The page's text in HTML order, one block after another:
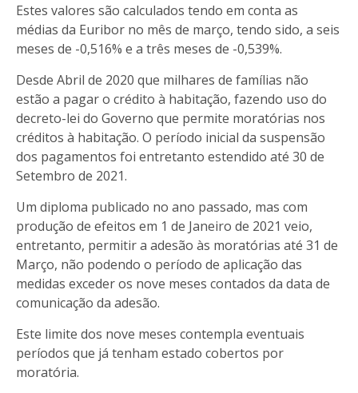
Estes valores são calculados tendo em conta as
médias da Euribor no mês de março, tendo sido, a seis
meses de -0,516% e a três meses de -0,539%.
Desde Abril de 2020 que milhares de famílias não
estão a pagar o crédito à habitação, fazendo uso do
decreto-lei do Governo que permite moratórias nos
créditos à habitação. O período inicial da suspensão
dos pagamentos foi entretanto estendido até 30 de
Setembro de 2021.
Um diploma publicado no ano passado, mas com
produção de efeitos em 1 de Janeiro de 2021 veio,
entretanto, permitir a adesão às moratórias até 31 de
Março, não podendo o período de aplicação das
medidas exceder os nove meses contados da data de
comunicação da adesão.
Este limite dos nove meses contempla eventuais
períodos que já tenham estado cobertos por
moratória.